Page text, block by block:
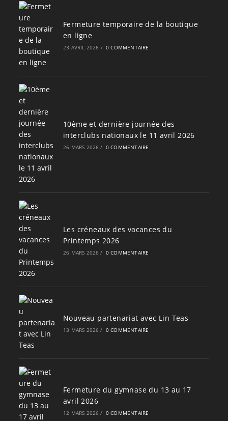
Fermeture temporaire de la boutique
en ligne
23 AVRIL 2026 / 0 COMMENTAIRE
10ème et dernière journée des
interclubs nationaux le 11 avril 2026
26 MARS 2026 / 0 COMMENTAIRE
Les créneaux des vacances du
Printemps 2026
26 MARS 2026 / 0 COMMENTAIRE
Nouveau partenariat avec Lin Teas
13 MARS 2026 / 0 COMMENTAIRE
Fermeture du gymnase du 13 au 17
avril 2026
12 MARS 2026 / 0 COMMENTAIRE